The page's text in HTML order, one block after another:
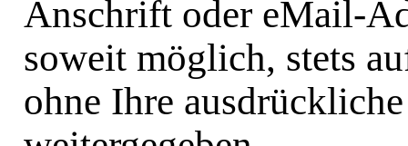
Anschrift oder eMail-
soweit möglich, stets
ohne Ihre